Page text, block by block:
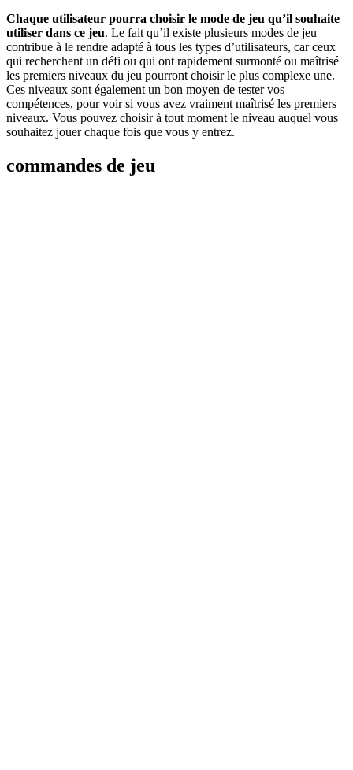
Chaque utilisateur pourra choisir le mode de jeu qu’il souhaite
utiliser dans ce jeu. Le fait qu’il existe plusieurs modes de jeu
contribue à le rendre adapté à tous les types d’utilisateurs, car ceux
qui recherchent un défi ou qui ont rapidement surmonté ou maîtrisé
les premiers niveaux du jeu pourront choisir le plus complexe une.
Ces niveaux sont également un bon moyen de tester vos
compétences, pour voir si vous avez vraiment maîtrisé les premiers
niveaux. Vous pouvez choisir à tout moment le niveau auquel vous
souhaitez jouer chaque fois que vous y entrez.
commandes de jeu